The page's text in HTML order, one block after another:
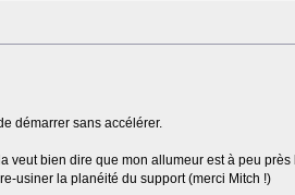
démarrer sans accélérer.
veut bien dire que mon allumeur est à peu près
usiner la planéité du support (merci Mitch !)